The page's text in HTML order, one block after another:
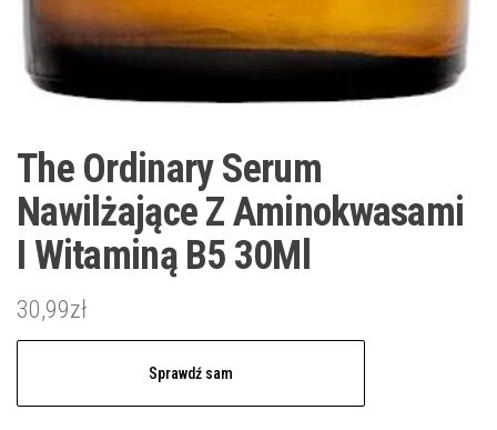
The Ordinary Serum
Nawilżające Z Aminokwasami
I Witaminą B5 30Ml
30,99zł
Sprawdź sam